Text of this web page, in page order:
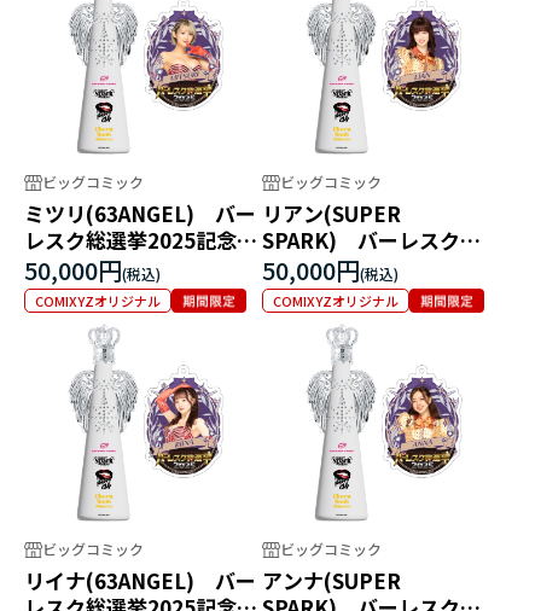
ビッグコミック
ミツリ(63ANGEL) バー
レスク総選挙2025記念フ
ィリコボトル
50,000円
COMIXYZオリジナル
ビッグコミック
リアン(SUPER
SPARK) バーレスク総
選挙2025記念フィリコボ
トル
50,000円
COMIXYZオリジナル
ビッグコミック
リイナ(63ANGEL) バー
ビッグコミック
アンナ(SUPER